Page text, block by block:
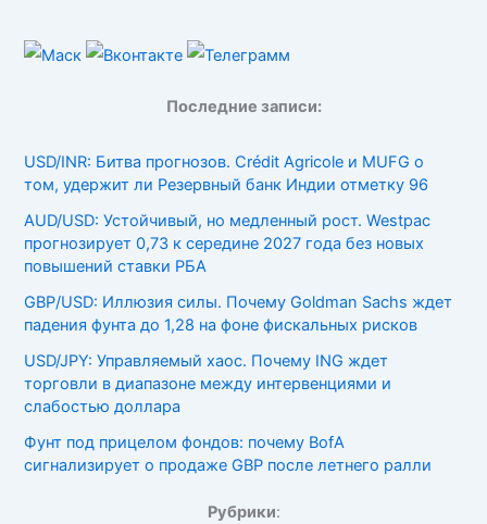
Последние записи:
USD/INR: Битва прогнозов. Crédit Agricole и MUFG о
том, удержит ли Резервный банк Индии отметку 96
AUD/USD: Устойчивый, но медленный рост. Westpac
прогнозирует 0,73 к середине 2027 года без новых
повышений ставки РБА
GBP/USD: Иллюзия силы. Почему Goldman Sachs ждет
падения фунта до 1,28 на фоне фискальных рисков
USD/JPY: Управляемый хаос. Почему ING ждет
торговли в диапазоне между интервенциями и
слабостью доллара
Фунт под прицелом фондов: почему BofA
сигнализирует о продаже GBP после летнего ралли
Рубрики: